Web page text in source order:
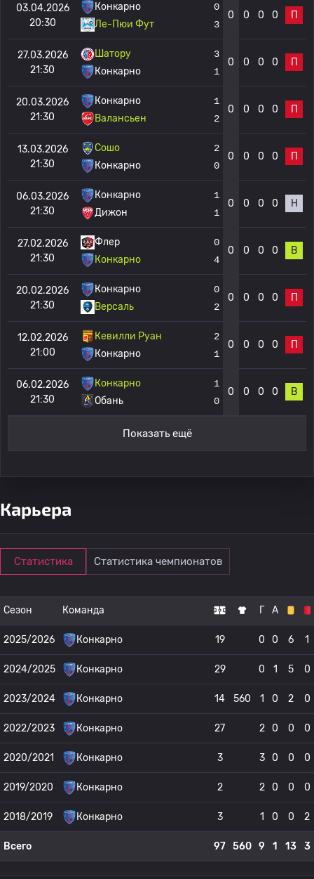
03.04.2026
20:30
Конкарно
Ле-Пюи Фут
0
3
0 0 0 0 П
27.03.2026
21:30
Шатору
Конкарно
3
1
0 0 0 0 П
20.03.2026
21:30
Конкарно
Валансьен
1
2
0 0 0 0 П
13.03.2026
21:30
Сошо
Конкарно
2
0
0 0 0 0 П
06.03.2026
21:30
Конкарно
Дижон
1
1
0 0 0 0 Н
27.02.2026
21:30
Флер
Конкарно
0
4
0 0 0 0 В
20.02.2026
21:30
Конкарно
Версаль
0
2
0 0 0 0 П
12.02.2026
21:00
Кевилли Руан
Конкарно
2
1
0 0 0 0 П
06.02.2026
21:30
Конкарно
Обань
1
0
0 0 0 0 В
Показать ещё
Карьера
Статистика Статистика чемпионатов
Сезон Команда Г А
2025/2026 Конкарно 19 0 0 6 1
2024/2025 Конкарно 29 0 1 5 0
2023/2024 Конкарно 14 560 1 0 2 0
2022/2023 Конкарно 27 2 0 0 0
2020/2021 Конкарно 3 3 0 0 0
2019/2020 Конкарно 2 2 0 0 0
2018/2019 Конкарно 3 1 0 0 2
Всего 97 560 9 1 13 3